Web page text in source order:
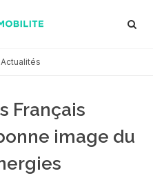
Actualités
Français
image du